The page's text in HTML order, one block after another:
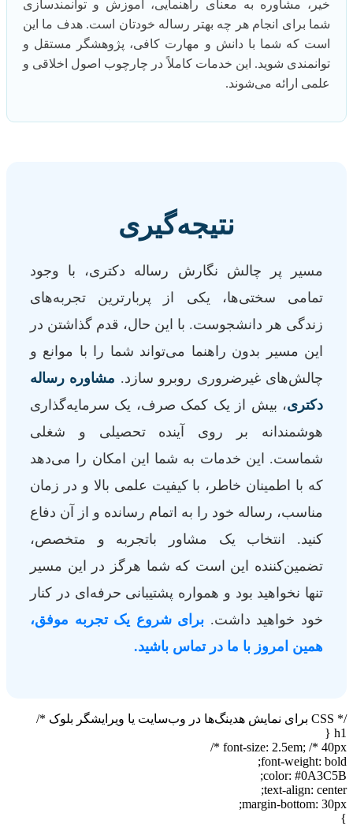
خیر، مشاوره به معنای راهنمایی، آموزش و توانمندسازی
شما برای انجام هر چه بهتر رساله خودتان است. هدف ما این
است که شما با دانش و مهارت کافی، پژوهشگر مستقل و
توانمندی شوید. این خدمات کاملاً در چارچوب اصول اخلاقی و
علمی ارائه می‌شوند.
نتیجه‌گیری
مسیر پر چالش نگارش رساله دکتری، با وجود
تمامی سختی‌ها، یکی از پربارترین تجربه‌های
زندگی هر دانشجوست. با این حال، قدم گذاشتن در
این مسیر بدون راهنما می‌تواند شما را با موانع و
چالش‌های غیرضروری روبرو سازد. مشاوره رساله
دکتری، بیش از یک کمک صرف، یک سرمایه‌گذاری
هوشمندانه بر روی آینده تحصیلی و شغلی
شماست. این خدمات به شما این امکان را می‌دهد
که با اطمینان خاطر، با کیفیت علمی بالا و در زمان
مناسب، رساله خود را به اتمام رسانده و از آن دفاع
کنید. انتخاب یک مشاور باتجربه و متخصص،
تضمین‌کننده این است که شما هرگز در این مسیر
تنها نخواهید بود و همواره پشتیبانی حرفه‌ای در کنار
خود خواهید داشت. برای شروع یک تجربه موفق،
همین امروز با ما در تماس باشید.
/* CSS برای نمایش هدینگ‌ها در وب‌سایت یا ویرایشگر بلوک */
h1 {
font-size: 2.5em; /* 40px */
font-weight: bold;
color: #0A3C5B;
text-align: center;
margin-bottom: 30px;
}